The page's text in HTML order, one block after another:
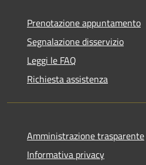
Prenotazione appuntamento
Segnalazione disservizio
Leggi le FAQ
Richiesta assistenza
Amministrazione trasparente
Informativa privacy